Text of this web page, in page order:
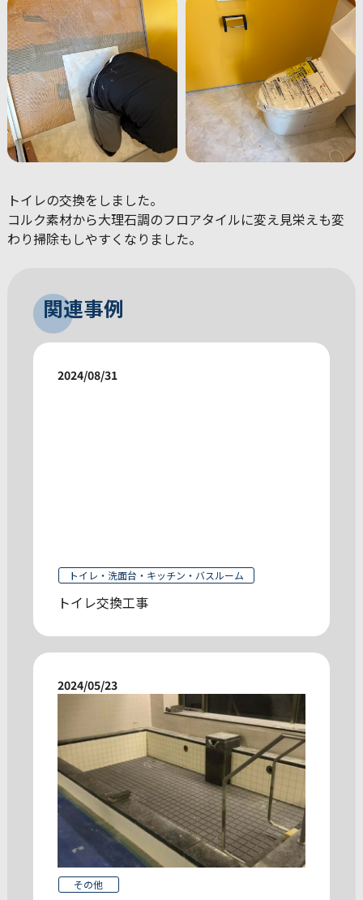
トイレの交換をしました。
コルク素材から大理石調のフロアタイルに変え見栄えも変
わり掃除もしやすくなりました。
関連事例
2024/08/31
トイレ・洗面台・キッチン・バスルーム
トイレ交換工事
2024/05/23
その他